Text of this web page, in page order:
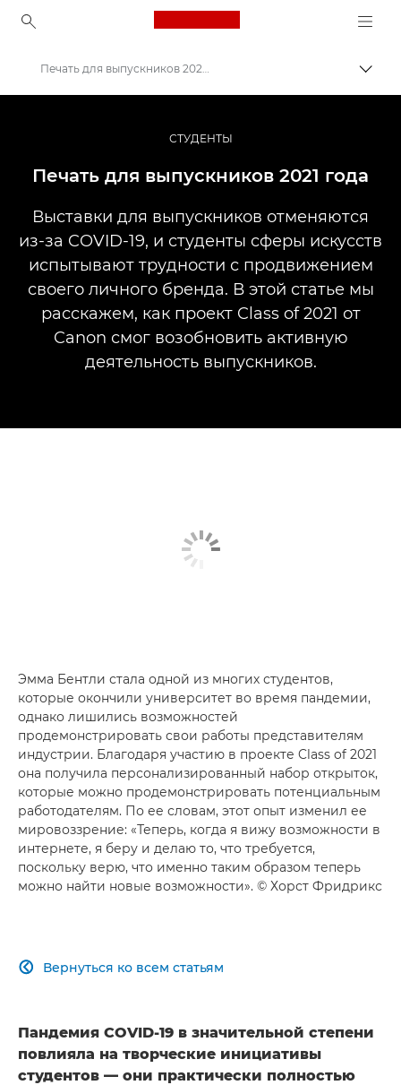
Canon Logo, back to
Профессиональная фото- и видеосъемка
Истории
Печать для выпускников 2021 года
СТУДЕНТЫ
Печать для выпускников 2021 года
Выставки для выпускников отменяются
из-за COVID-19, и студенты сферы искусств
испытывают трудности с продвижением
своего личного бренда. В этой статье мы
расскажем, как проект Class of 2021 от
Canon смог возобновить активную
деятельность выпускников.
Эмма Бентли стала одной из многих студентов,
которые окончили университет во время пандемии,
однако лишились возможностей
продемонстрировать свои работы представителям
индустрии. Благодаря участию в проекте Class of 2021
она получила персонализированный набор открыток,
которые можно продемонстрировать потенциальным
работодателям. По ее словам, этот опыт изменил ее
мировоззрение: «Теперь, когда я вижу возможности в
интернете, я беру и делаю то, что требуется,
поскольку верю, что именно таким образом теперь
можно найти новые возможности». © Хорст Фридрикс
Вернуться ко всем статьям

Пандемия COVID-19 в значительной степени
повлияла на творческие инициативы
студентов — они практически полностью